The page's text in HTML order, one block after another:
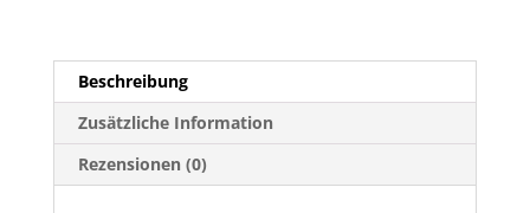
Beschreibung
Zusätzliche Information
Rezensionen (0)